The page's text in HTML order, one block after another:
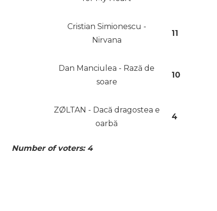
Cristian Simionescu -
Nirvana
11
Dan Manciulea - Rază de
soare
10
ZØLTAN - Dacă dragostea e
oarbă
4
Number of voters: 4